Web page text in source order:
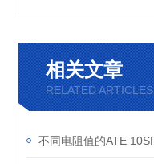
相关文章
RELATED ARTICLES